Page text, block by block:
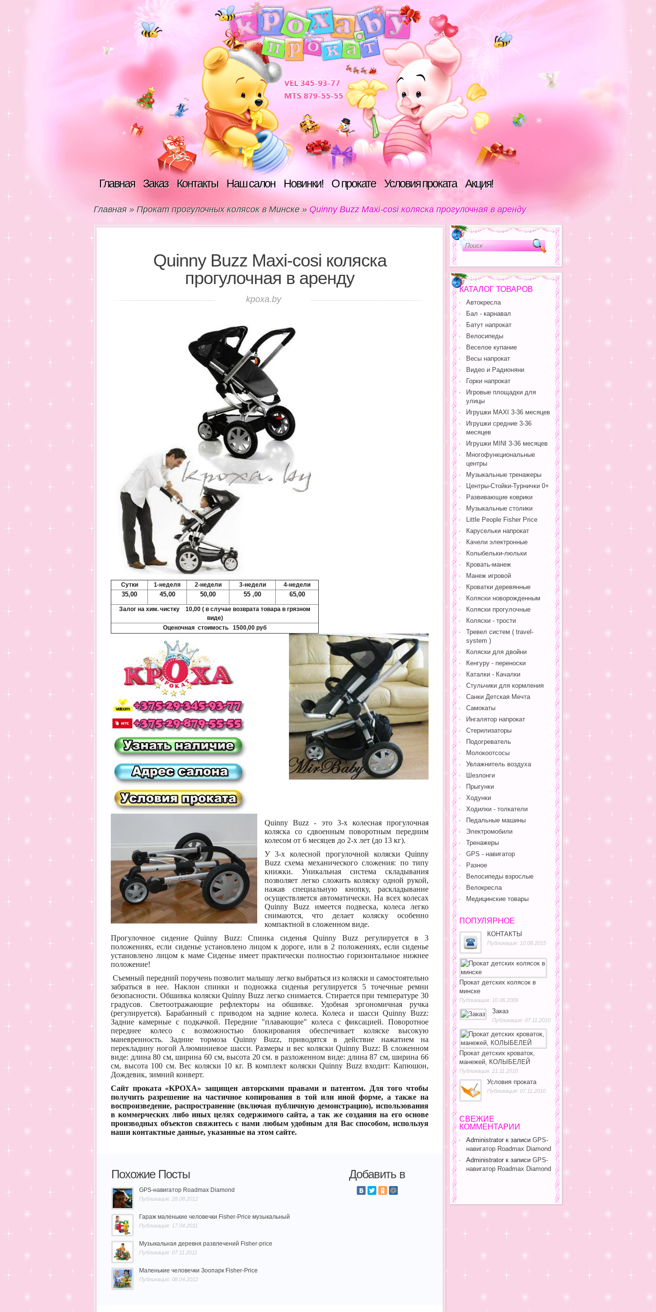
Главная Заказ Контакты Наш салон Новинки! О прокате Условия проката Акция!
Главная » Прокат прогулочных колясок в Минске »Quinny Buzz Maxi-cosi коляска прогулочная в аренду
Quinny Buzz Maxi-cosi коляска
прогулочная в аренду
kpoxa.by
Сутки 1-неделя 2-недели 3-недели 4-недели
35,00 45,00 50,00 55 ,00 65,00
Залог на хим. чистку 10,00 ( в случае возврата товара в грязном
виде)
Оценочная стоимость 1500,00 руб
Quinny Buzz - это 3-х колесная прогулочная
коляска со сдвоенным поворотным передним
колесом от 6 месяцев до 2-х лет (до 13 кг).
У 3-х колесной прогулочной коляски Quinny
Buzz схема механического сложения: по типу
книжки. Уникальная система складывания
позволяет легко сложить коляску одной рукой,
нажав специальную кнопку, раскладывание
осуществляется автоматически. На всех колесах
Quinny Buzz имеется подвеска, колеса легко
снимаются, что делает коляску особенно
компактной в сложенном виде.
Прогулочное сидение Quinny Buzz: Спинка сиденья Quinny Buzz регулируется в 3
положениях, если сиденье установлено лицом к дороге, или в 2 положениях, если сиденье
установлено лицом к маме Сиденье имеет практически полностью горизонтальное нижнее
положение!
Съемный передний поручень позволит малышу легко выбраться из коляски и самостоятельно
забраться в нее. Наклон спинки и подножка сиденья регулируется 5 точечные ремни
безопасности. Обшивка коляски Quinny Buzz легко снимается. Стирается при температуре 30
градусов. Светоотражающие рефлекторы на обшивке. Удобная эргономичная ручка
(регулируется). Барабанный с приводом на задние колеса. Колеса и шасси Quinny Buzz:
Задние камерные с подкачкой. Передние "плавающие" колеса с фиксацией. Поворотное
переднее колесо с возможностью блокирования обеспечивает коляске высокую
маневренность. Задние тормоза Quinny Buzz, приводятся в действие нажатием на
перекладину ногой Алюминиевое шасси. Размеры и вес коляски Quinny Buzz: В сложенном
виде: длина 80 см, ширина 60 см, высота 20 см. в разложенном виде: длина 87 см, ширина 66
см, высота 100 см. Вес коляски 10 кг. В комплект коляски Quinny Buzz входит: Капюшон,
Дождевик, зимний конверт.
Сайт проката «KPOXA» защищен авторскими правами и патентом. Для того чтобы
получить разрешение на частичное копирования в той или иной форме, а также на
воспроизведение, распространение (включая публичную демонстрацию), использования
в коммерческих либо иных целях содержимого сайта, а так же создания на его основе
производных объектов свяжитесь с нами любым удобным для Вас способом, используя
наши контактные данные, указанные на этом сайте.
Похожие Посты
GPS-навигатор Roadmax Diamond
Публикация: 28.08.2012
Гараж маленькие человечки Fisher-Price музыкальный
Публикация: 17.04.2011
Музыкальная деревня развлечений Fisher-price
Публикация: 07.11.2011
Маленькие человечки Зоопарк Fisher-Price
Публикация: 08.04.2012
Добавить в
КАТАЛОГ ТОВАРОВ
Автокресла
Бал - карнавал
Батут напрокат
Велосипеды
Веселое купание
Весы напрокат
Видео и Радионяни
Горки напрокат
Игровые площадки для
улицы
Игрушки MAXI 3-36 месяцев
Игрушки средние 3-36
месяцев
Игрушки MINI 3-36 месяцев
Многофункциональные
центры
Музыкальные тренажеры
Центры-Стойки-Турнички 0+
Развивающие коврики
Музыкальные столики
Little People Fisher Price
Карусельки напрокат
Качели электронные
Колыбельки-люльки
Кровать-манеж
Манеж игровой
Кроватки деревянные
Коляски новорожденным
Коляски прогулочные
Коляски - трости
Тревел систем ( travel-
system )
Коляски для двойни
Кенгуру - переноски
Каталки - Качалки
Стульчики для кормления
Санки Детская Мечта
Самокаты
Ингалятор напрокат
Стерилизаторы
Подогреватель
Молокоотсосы
Увлажнитель воздуха
Шезлонги
Прыгунки
Ходунки
Ходилки - толкатели
Педальные машины
Электромобили
Тренажеры
GPS - навигатор
Разное
Велосипеды взрослые
Велокресла
Медицинские товары
ПОПУЛЯРНОЕ
КОНТАКТЫ
Публикация: 10.08.2015
Прокат детских колясок в
минске
Публикация: 10.06.2009
Заказ
Публикация: 07.11.2010
Прокат детских кроваток,
манежей, КОЛЫБЕЛЕЙ
Публикация: 21.11.2010
Условия проката
Публикация: 07.11.2010
СВЕЖИЕ
КОММЕНТАРИИ
Administrator к записи GPS-
навигатор Roadmax Diamond
Administrator к записи GPS-
навигатор Roadmax Diamond